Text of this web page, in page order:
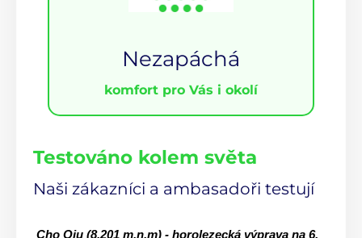
Nezapáchá
komfort pro Vás i okolí
Testováno kolem světa
Naši zákazníci a ambasadoři testují